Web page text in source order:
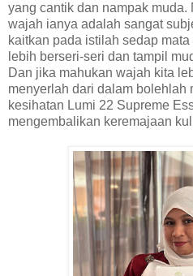
yang cantik dan nampak
wajah ianya adalah sangat
kaitkan pada istilah sedap
lebih berseri-seri dan tampil
Dan jika mahukan wajah kita
menyerlah dari dalam bolehlah
kesihatan Lumi 22 Supreme
mengembalikan keremajaan